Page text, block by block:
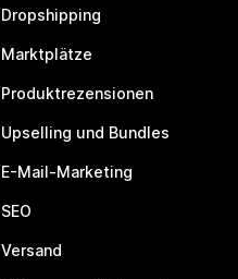
Dropshipping
Marktplätze
Produktrezensionen
Upselling und Bundles
E-Mail-Marketing
SEO
Versand